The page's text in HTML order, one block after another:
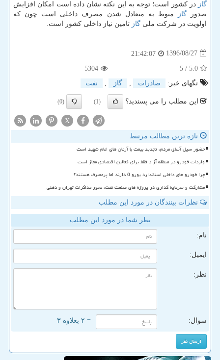
گاز در كشور است؛ توجه به این نكته نشان داده است امكان افزایش
صدورگاز
منوط به متعادل شدن مصرف داخلی است چون كه
اولویت در شركت ملی گاز تامین نیاز داخلی كشور است.
1396/08/27
21:42:07
5.0
/ 5
5304
تگهای خبر:
صادرات , گاز , نفت
این مطلب را می پسندید؟ (1)
(0)
X
تازه ترین مطالب مرتبط
حضور سیل آسای مردم، تجدید بیعت با آرمان های امام شهید است
واردات خودرو در منطقه آزاد فقط برای فعالین اقتصادی مجاز است
چرا خودرو های داخلی استاندارد یورو 6 دارند اما پرمصرف هستند؟
مشارکت و سرمایه گذاری در پروژه های صنعت نفت، محور مذاکرات تهران و دهلی
نظرات بینندگان در مورد این مطلب
نظر شما در مورد این مطلب
نام:
ایمیل:
نظر:
سوال: = ۲ بعلاوه ۳